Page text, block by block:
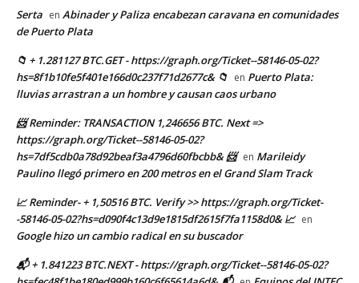
Serta en Abinader y Paliza encabezan caravana en comunidades
de Puerto Plata
📁 + 1.281127 BTC.GET - https://graph.org/Ticket--58146-05-02?
hs=8f1b10fe5f401e166d0c237f71d2677c& 📁 en Puerto Plata:
lluvias arrastran a un hombre y causan caos urbano
📨 Reminder: TRANSACTION 1,246656 BTC. Next =>
https://graph.org/Ticket--58146-05-02?
hs=7df5cdb0a78d92beaf3a4796d60fbcbb& 📨 en Marileidy
Paulino llegó primero en 200 metros en el Grand Slam Track
📈 Reminder- + 1,50516 BTC. Verify >> https://graph.org/Ticket-
-58146-05-02?hs=d090f4c13d9e1815df2615f7fa1158d0& 📈 en
Google hizo un cambio radical en su buscador
📬 + 1.841223 BTC.NEXT - https://graph.org/Ticket--58146-05-02?